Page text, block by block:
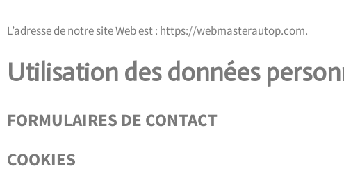
L’adresse de notre site Web est : https://webmasterautop.com.
Utilisation des données
FORMULAIRES DE CONTACT
COOKIES